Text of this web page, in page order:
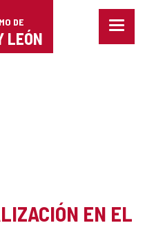
DE
LEÓN
Menu
EN EL